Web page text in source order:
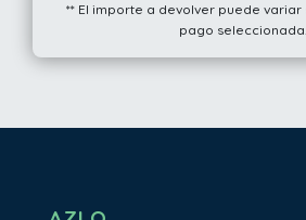
** El importe a devolver puede
pago seleccionada.